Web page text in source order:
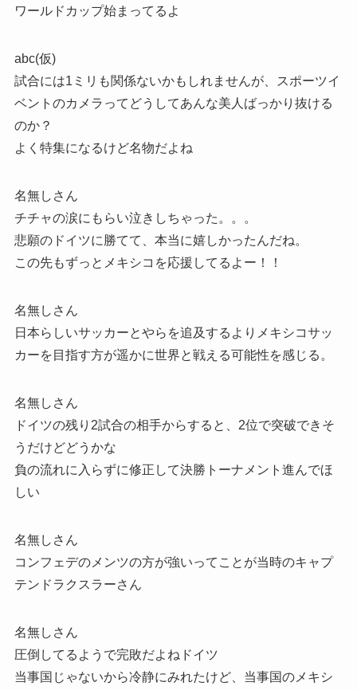
ワールドカップ始まってるよ
abc(仮)
試合には1ミリも関係ないかもしれませんが、スポーツイ
ベントのカメラってどうしてあんな美人ばっかり抜ける
のか？
よく特集になるけど名物だよね
名無しさん
チチャの涙にもらい泣きしちゃった。。。
悲願のドイツに勝てて、本当に嬉しかったんだね。
この先もずっとメキシコを応援してるよー！！
名無しさん
日本らしいサッカーとやらを追及するよりメキシコサッ
カーを目指す方が遥かに世界と戦える可能性を感じる。
名無しさん
ドイツの残り2試合の相手からすると、2位で突破できそ
うだけどどうかな
負の流れに入らずに修正して決勝トーナメント進んでほ
しい
名無しさん
コンフェデのメンツの方が強いってことが当時のキャプ
テンドラクスラーさん
名無しさん
圧倒してるようで完敗だよねドイツ
当事国じゃないから冷静にみれたけど、当事国のメキシ